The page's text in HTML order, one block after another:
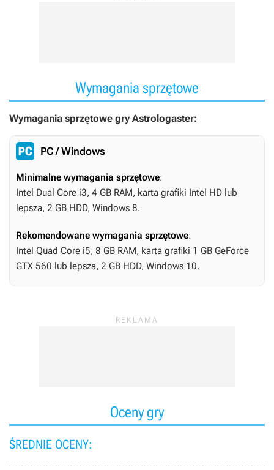
Wymagania sprzętowe
Wymagania sprzętowe gry Astrologaster:
PC / Windows
Minimalne wymagania sprzętowe:
Intel Dual Core i3, 4 GB RAM, karta grafiki Intel HD lub
lepsza, 2 GB HDD, Windows 8.
Rekomendowane wymagania sprzętowe:
Intel Quad Core i5, 8 GB RAM, karta grafiki 1 GB GeForce
GTX 560 lub lepsza, 2 GB HDD, Windows 10.
Oceny gry
ŚREDNIE OCENY: